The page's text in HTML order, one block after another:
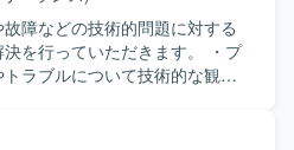
障などの技術的問題に対する
を行っていただきます。 ・プ
ラブルについて技術的な観点
法の提案などが求められま